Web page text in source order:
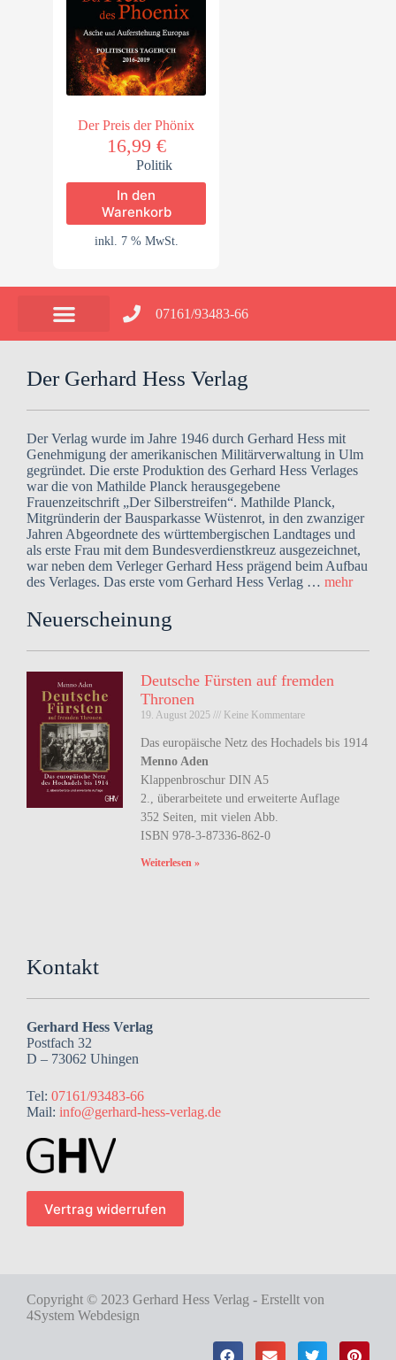
Der Preis der Phönix
16,99 €
Politik
In den
Warenkorb
inkl. 7 % MwSt.
07161/93483-66
Der Gerhard Hess Verlag
Der Verlag wurde im Jahre 1946 durch Gerhard Hess mit
Genehmigung der amerikanischen Militärverwaltung in Ulm
gegründet. Die erste Produktion des Gerhard Hess Verlages
war die von Mathilde Planck herausgegebene
Frauenzeitschrift „Der Silberstreifen“. Mathilde Planck,
Mitgründerin der Bausparkasse Wüstenrot, in den zwanziger
Jahren Abgeordnete des württembergischen Landtages und
als erste Frau mit dem Bundesverdienstkreuz ausgezeichnet,
war neben dem Verleger Gerhard Hess prägend beim Aufbau
des Verlages. Das erste vom Gerhard Hess Verlag … mehr
Neuerscheinung
Deutsche Fürsten auf fremden
Thronen
19. August 2025 Keine Kommentare
Das europäische Netz des Hochadels bis 1914
Menno Aden
Klappenbroschur DIN A5
2., überarbeitete und erweiterte Auflage
352 Seiten, mit vielen Abb.
ISBN 978-3-87336-862-0
Weiterlesen »
Kontakt
Gerhard Hess Verlag
Postfach 32
D – 73062 Uhingen
Tel: 07161/93483-66
Mail: info@gerhard-hess-verlag.de
Vertrag widerrufen
Copyright © 2023 Gerhard Hess Verlag - Erstellt von
4System Webdesign